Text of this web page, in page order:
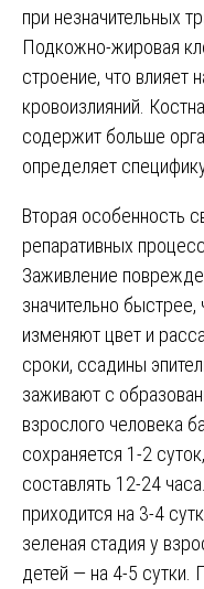
при незначительных
Подкожно-жировая
строение, что влияет
кровоизлияний.
содержит больше
определяет
Вторая особенность
репаративных
Заживление
значительно
изменяют цвет и
сроки, ссадины
заживают с
взрослого человека
сохраняется 1-2
составлять 12-24
приходится на 3-4
зеленая стадия у
детей — на 4-5 сутки.